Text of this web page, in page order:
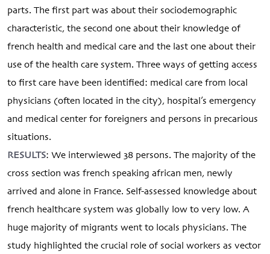
parts. The first part was about their sociodemographic
characteristic, the second one about their knowledge of
french health and medical care and the last one about their
use of the health care system. Three ways of getting access
to first care have been identified: medical care from local
physicians (often located in the city), hospital’s emergency
and medical center for foreigners and persons in precarious
situations.
RESULTS: We interwiewed 38 persons. The majority of the
cross section was french speaking african men, newly
arrived and alone in France. Self-assessed knowledge about
french healthcare system was globally low to very low. A
huge majority of migrants went to locals physicians. The
study highlighted the crucial role of social workers as vector